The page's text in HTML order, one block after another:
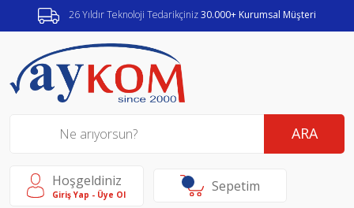
26 Yıldır Teknoloji Tedarikçiniz30.000+ Kurumsal Müşteri
ARA
Hoşgeldiniz
Giriş Yap - Üye Ol Sepetim